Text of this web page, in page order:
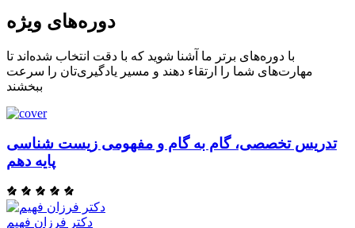
دوره‌های ویژه
با دوره‌های برتر ما آشنا شوید که با دقت انتخاب شده‌اند تا
مهارت‌های شما را ارتقاء دهند و مسیر یادگیری‌تان را سرعت
ببخشند
تدریس تخصصی، گام به گام و مفهومی زیست شناسی
پایه دهم
دکتر فرزان فهیم